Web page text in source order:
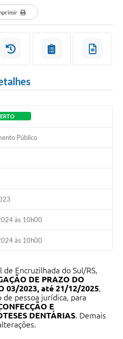
Público
às 10h00
às 10h00
Encruzilhada do Sul/RS,
DE PRAZO DO
03/2023, até 21/12/2025,
pessoa jurídica, para
E
DENTÁRIAS. Demais